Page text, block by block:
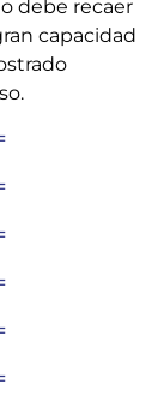
debe recaer
capacidad